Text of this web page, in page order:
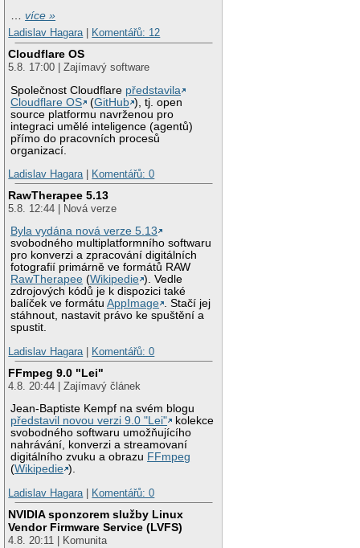
…více »
Ladislav Hagara| Komentářů: 12
Cloudflare OS
5.8. 17:00 | Zajímavý software
Společnost Cloudflare představila
Cloudflare OS
(GitHub ), tj. open
source platformu navrženou pro
integraci umělé inteligence (agentů)
přímo do pracovních procesů
organizací.
Ladislav Hagara| Komentářů: 0
RawTherapee 5.13
5.8. 12:44 | Nová verze
Byla vydána nová verze 5.13
svobodného multiplatformního softwaru
pro konverzi a zpracování digitálních
fotografií primárně ve formátů RAW
RawTherapee (Wikipedie ). Vedle
zdrojových kódů je k dispozici také
balíček ve formátuAppImage . Stačí jej
stáhnout, nastavit právo ke spuštění a
spustit.
Ladislav Hagara| Komentářů: 0
FFmpeg 9.0 "Lei"
4.8. 20:44 | Zajímavý článek
Jean-Baptiste Kempf na svém blogu
představil novou verzi 9.0 "Lei"
kolekce
svobodného softwaru umožňujícího
nahrávání, konverzi a streamovaní
digitálního zvuku a obrazu FFmpeg
(Wikipedie ).
Ladislav Hagara| Komentářů: 0
NVIDIA sponzorem služby Linux
Vendor Firmware Service (LVFS)
4.8. 20:11 | Komunita